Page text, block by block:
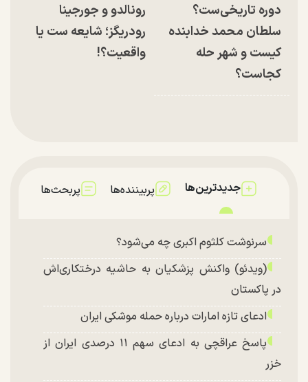
دوره تاریخی‌ست؟
سلطان محمد خدابنده
کیست و شهر حله
کجاست؟
رونالدو و جورجینا
رودریگز؛ شایعه ست یا
واقعیت؟!
جدیدترین‌ها پربیننده‌ها پربحث‌ها
سرنوشت کلثوم اکبری چه می‌شود؟
(ویدئو) واکنش پزشکیان به حاشیه درختکاری‌اش
در پاکستان
ادعای تازه امارات درباره حمله موشکی ایران
پاسخ عراقچی به ادعای سهم ۱۱ درصدی ایران از
خزر